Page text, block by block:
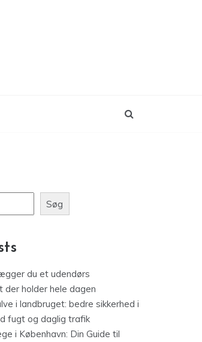
Søg
du et udendørs
der holder hele dagen
i landbruget: bedre sikkerhed i
fugt og daglig trafik
i København: Din Guide til